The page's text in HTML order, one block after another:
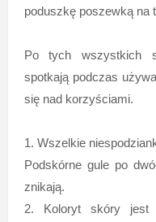
poduszkę poszewką na
Po tych wszystkich
spotkają podczas
się nad korzyściami.
1. Wszelkie
Podskórne gule po
znikają.
2. Koloryt skóry jest